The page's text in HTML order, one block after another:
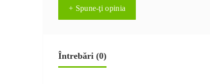
+ Spune-ţi opinia
Întrebări (0)